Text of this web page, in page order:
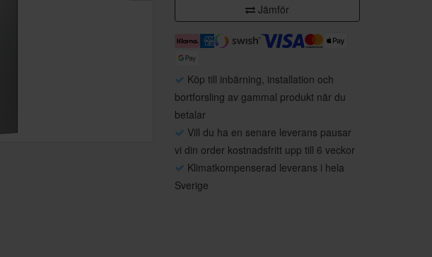
Jämför
Köp till inbärning, installation och
bortforsling av gammal produkt när du
betalar
Vill du ha en senare leverans pausar
vi din order kostnadsfritt upp till 6 veckor
Klimatkompenserad leverans i hela
Sverige